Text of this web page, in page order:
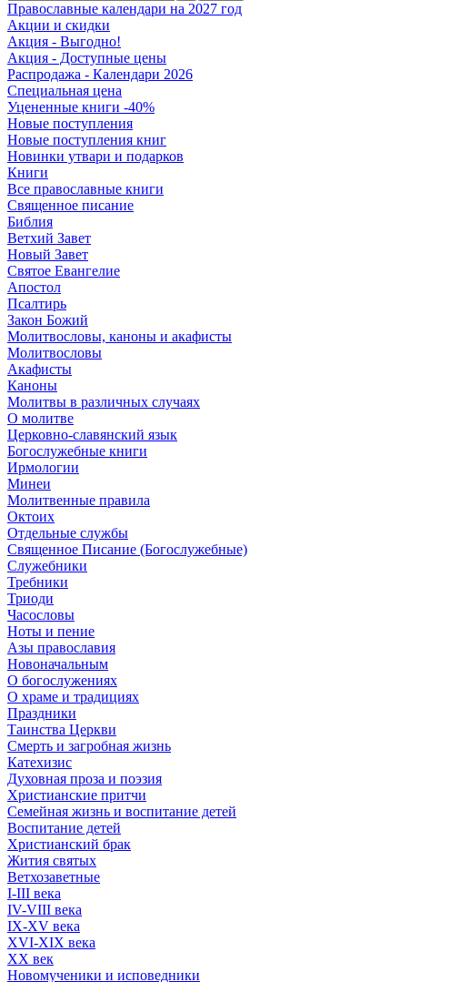
Православные календари на 2027 год
Акции и скидки
Акция - Выгодно!
Акция - Доступные цены
Распродажа - Календари 2026
Специальная цена
Уцененные книги -40%
Новые поступления
Новые поступления книг
Новинки утвари и подарков
Книги
Все православные книги
Священное писание
Библия
Ветхий Завет
Новый Завет
Святое Евангелие
Апостол
Псалтирь
Закон Божий
Молитвословы, каноны и акафисты
Молитвословы
Акафисты
Каноны
Молитвы в различных случаях
О молитве
Церковно-славянский язык
Богослужебные книги
Ирмологии
Минеи
Молитвенные правила
Октоих
Отдельные службы
Священное Писание (Богослужебные)
Служебники
Требники
Триоди
Часословы
Ноты и пение
Азы православия
Новоначальным
О богослужениях
О храме и традициях
Праздники
Таинства Церкви
Смерть и загробная жизнь
Катехизис
Духовная проза и поэзия
Христианские притчи
Семейная жизнь и воспитание детей
Воспитание детей
Христианский брак
Жития святых
Ветхозаветные
I-III века
IV-VIII века
IX-XV века
XVI-XIX века
XX век
Новомученики и исповедники